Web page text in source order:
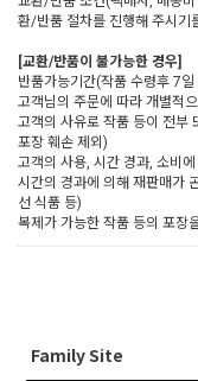
환/반품 절차를 진행해 주시기
[교환/반품이 불가능한 경우]
반품가능기간(작품 수령후 7
고객님의 주문에 따라 개별적
고객의 사유로 작품 등이 전부
포장 훼손 제외)
고객의 사용, 시간 경과, 소비
시간의 경과에 의해 재판매가
선 식품 등)
복제가 가능한 작품 등의 포장